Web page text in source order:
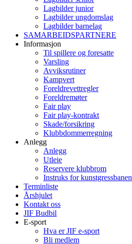
Lagbilder junior
Lagbilder ungdomslag
Lagbilder barnelag
SAMARBEIDSPARTNERE
Informasjon
Til spillere og foresatte
Varsling
Avviksrutiner
Kampvert
Foreldrevettregler
Foreldremøter
Fair play
Fair play-kontrakt
Skade/forsikring
Klubbdommerregning
Anlegg
Anlegg
Utleie
Reservere klubbrom
Instruks for kunstgressbanen
Terminliste
Årshjulet
Kontakt oss
JIF Budbil
E-sport
Hva er JIF e-sport
Bli medlem